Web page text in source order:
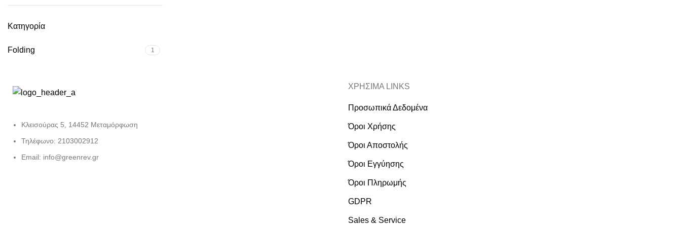
Κατηγορία
Folding 1
Κλεισούρας 5, 14452 Μεταμόρφωση
Τηλέφωνο: 2103002912
Email: info@greenrev.gr
ΧΡΗΣΙΜΑ LINKS
Προσωπικά Δεδομένα
Όροι Χρήσης
Όροι Αποστολής
Όροι Εγγύησης
Όροι Πληρωμής
GDPR
Sales & Service